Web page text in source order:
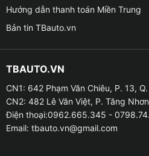
trước, sau và hai bên gương,
lập hình ảnh 3D giúp hiển thị
trên màn hình trung tâm. Tính
✦ Lùi xe, đỗ xe: Hiển thị vạch
cản.
✦ Đi vào đường hẹp: Quan sát
Hướng dẫn thanh toán Miền Trung
Bản tin TBauto.vn
TBAUTO.VN
CN1: 642 Phạm Văn Chiêu, P. 13,
CN2: 482 Lê Văn Việt, P. Tăng
Điện thoại:0962.665.345 -
Email: tbauto.vn@gmail.com